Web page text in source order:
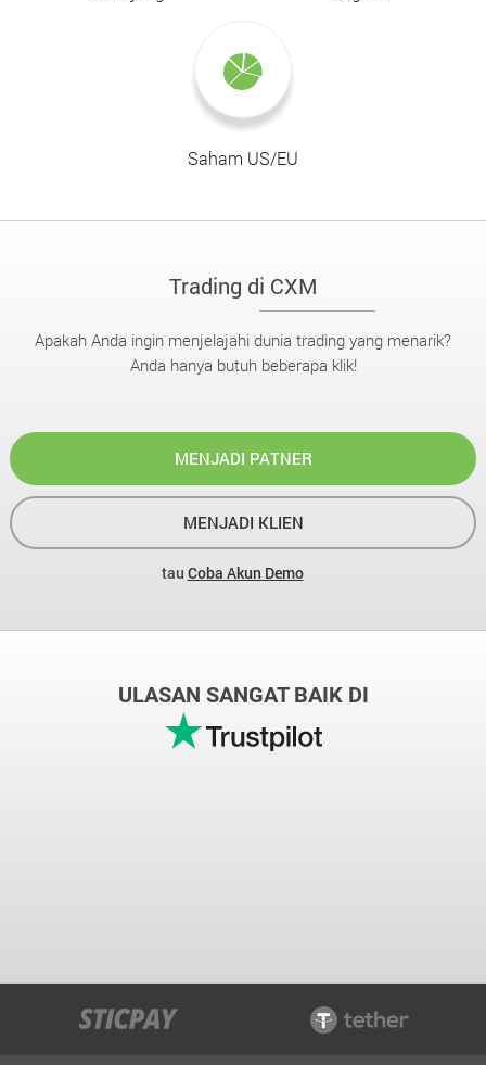
Saham US/EU
Trading di CXM
Apakah Anda ingin menjelajahi dunia trading yang menarik?
Anda hanya butuh beberapa klik!
MENJADI PATNER
MENJADI KLIEN
tau Coba Akun Demo
ULASAN SANGAT BAIK DI